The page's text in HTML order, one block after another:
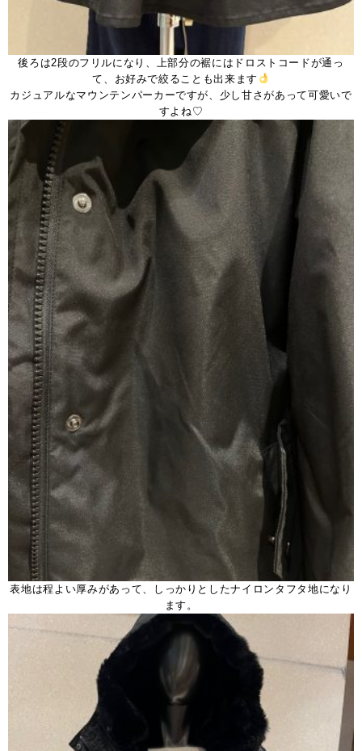
後ろは2段のフリルになり、上部分の裾にはドロストコードが通っ
て、お好みで絞ることも出来ます
カジュアルなマウンテンパーカーですが、少し甘さがあって可愛いで
すよね♡
表地は程よい厚みがあって、しっかりとしたナイロンタフタ地になり
ます。